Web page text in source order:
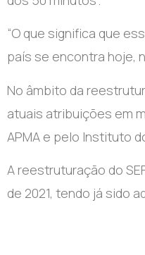
“O que significa que
país se encontra hoje,
No âmbito da
atuais atribuições em
APMA e pelo Instituto
A reestruturação do
de 2021, tendo já sido